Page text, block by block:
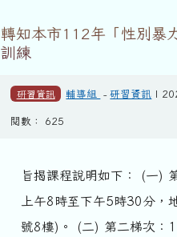
轉知本市112年「性別暴
訓練
研習資訊 輔導組 -研習資訊 |
閱數： 625
旨揭課程說明如下： (一)
上午8時至下午5時30分，
號8樓)。 (二) 第二梯次：